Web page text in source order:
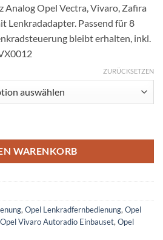
Analog Opel Vectra, Vivaro, Zafira
Lenkradadapter. Passend für 8
bleibt erhalten, inkl.
ZURÜCKSETZEN
WARENKORB
, Opel Lenkradfernbedienung, Opel
Opel Vivaro Autoradio Einbauset, Opel